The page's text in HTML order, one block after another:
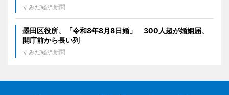
すみだ経済新聞
墨田区役所、「令和8年8月8日婚」 300人超が婚姻届、
開庁前から長い列
すみだ経済新聞